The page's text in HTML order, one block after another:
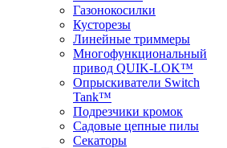
Газонокосилки
Кусторезы
Линейные триммеры
Многофункциональный
привод QUIK-LOK™
Опрыскиватели Switch
Tank™
Подрезчики кромок
Садовые цепные пилы
Секаторы